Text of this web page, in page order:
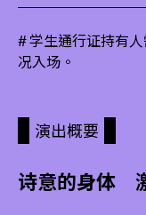
# 学生通行证持有
况入场。
演出概要
诗意的身体